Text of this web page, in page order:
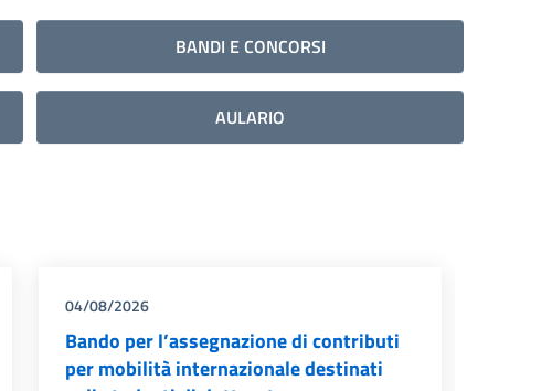
BANDI E CONCORSI
AULARIO
04/08/2026
Bando per l’assegnazione di contributi
per mobilità internazionale destinati